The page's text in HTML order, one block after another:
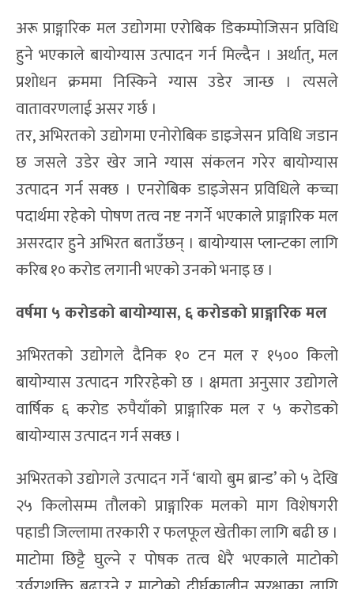
अरू प्राङ्गारिक मल उद्योगमा एरोबिक डिकम्पोजिसन प्रविधि
हुने भएकाले बायोग्यास उत्पादन गर्न मिल्दैन । अर्थात्, मल
प्रशोधन क्रममा निस्किने ग्यास उडेर जान्छ । त्यसले
वातावरणलाई असर गर्छ ।
तर, अभिरतको उद्योगमा एनोरोबिक डाइजेसन प्रविधि जडान
छ जसले उडेर खेर जाने ग्यास संकलन गरेर बायोग्यास
उत्पादन गर्न सक्छ । एनरोबिक डाइजेसन प्रविधिले कच्चा
पदार्थमा रहेको पोषण तत्व नष्ट नगर्ने भएकाले प्राङ्गारिक मल
असरदार हुने अभिरत बताउँछन् । बायोग्यास प्लान्टका लागि
करिब १० करोड लगानी भएको उनको भनाइ छ ।
वर्षमा ५ करोडको बायोग्यास, ६ करोडको प्राङ्गारिक मल
अभिरतको उद्योगले दैनिक १० टन मल र १५०० किलो
बायोग्यास उत्पादन गरिरहेको छ । क्षमता अनुसार उद्योगले
वार्षिक ६ करोड रुपैयाँको प्राङ्गारिक मल र ५ करोडको
बायोग्यास उत्पादन गर्न सक्छ ।
अभिरतको उद्योगले उत्पादन गर्ने ‘बायो बुम ब्रान्ड’ को ५ देखि
२५ किलोसम्म तौलको प्राङ्गारिक मलको माग विशेषगरी
पहाडी जिल्लामा तरकारी र फलफूल खेतीका लागि बढी छ ।
माटोमा छिट्टै घुल्ने र पोषक तत्व धेरै भएकाले माटोको